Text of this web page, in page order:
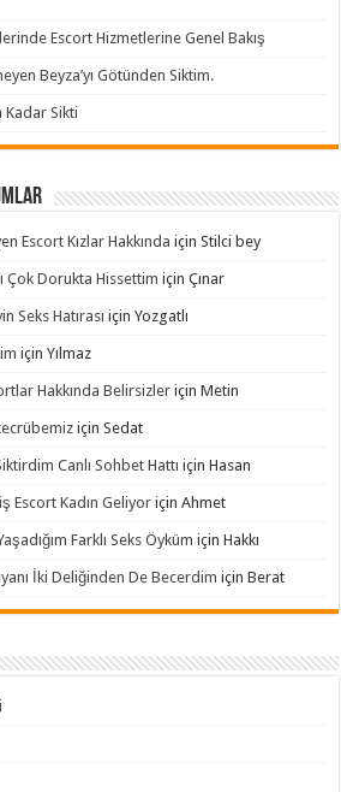
Escort Hizmetlerine Genel Bakış
Beyza’yı Götünden Siktim.
Kadar Sikti
Escort Kızlar Hakkında içinStilci bey
Çok Dorukta Hissettim içinÇınar
Seks Hatırası içinYozgatlı
içinYılmaz
Hakkında Belirsizler içinMetin
içinSedat
Canlı Sohbet Hattı içinHasan
Escort Kadın Geliyor içinAhmet
Farklı Seks Öyküm içinHakkı
İki Deliğinden De Becerdim içinBerat